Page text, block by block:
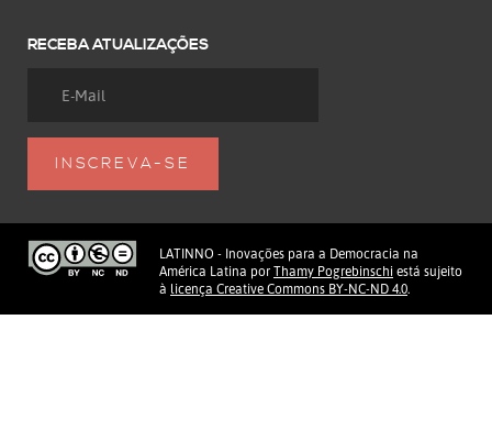
RECEBA ATUALIZAÇÕES
LATINNO - Inovações para a Democracia na
América Latina por Thamy Pogrebinschi está sujeito
à licença Creative Commons BY-NC-ND 4.0.